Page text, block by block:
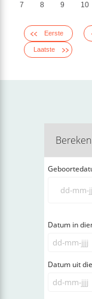
7 8 9 10
Eerste
Laatste
Datum in
Datum uit